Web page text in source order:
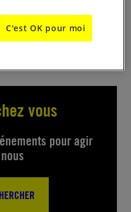
vous
pour agir
C'est OK pour moi